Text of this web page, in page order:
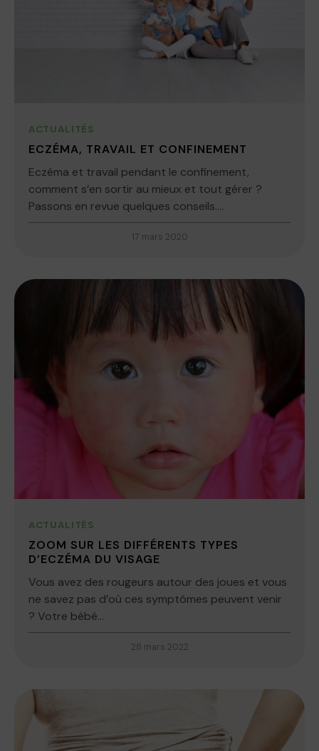
ACTUALITÉS
ECZÉMA, TRAVAIL ET CONFINEMENT
Eczéma et travail pendant le confinement,
comment s’en sortir au mieux et tout gérer ?
Passons en revue quelques conseils....
17 mars 2020
ACTUALITÉS
ZOOM SUR LES DIFFÉRENTS TYPES
D’ECZÉMA DU VISAGE
Vous avez des rougeurs autour des joues et vous
ne savez pas d’où ces symptômes peuvent venir
? Votre bébé...
28 mars 2022